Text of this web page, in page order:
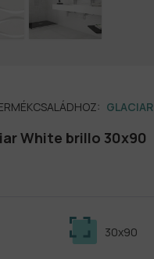
GLACIAR
White brillo 30x90
30x90